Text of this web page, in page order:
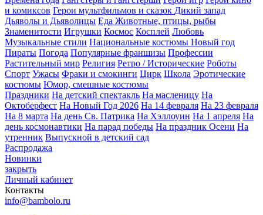
и комиксов Герои мультфильмов и сказок Дикий запад
Дьяволы и Дьяволицы Еда Животные, птицы, рыбы
Знаменитости Игрушки Космос Косплей Любовь
Музыкальные стили Национальные костюмы Новый год
Пираты Погода Популярные франшизы Профессии
Растительный мир Религия Ретро / Исторические Роботы
Спорт Ужасы Фраки и смокинги Цирк Школа Эротические
костюмы Юмор, смешные костюмы
Праздники На детский спектакль На масленицу На
Октоберфест На Новый Год 2026 На 14 февраля На 23 февраля
На 8 марта На день Св. Патрика На Хэллоуин На 1 апреля На
день космонавтики На парад победы На праздник Осени На
утренник Выпускной в детский сад
Распродажа
Новинки
закрыть
Личный кабинет
Контакты
info@bambolo.ru